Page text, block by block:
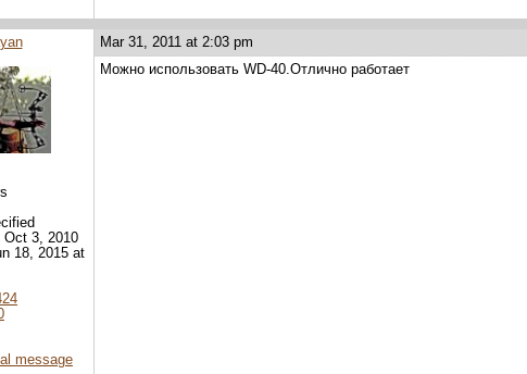
Mar 31, 2011 at 2:03 pm
Можно использовать WD-40.Отлично работает
Oct 3, 2010
18, 2015 at
message